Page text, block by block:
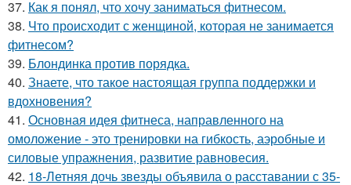
37. Как я понял, что хочу заниматься фитнесом.
38. Что происходит с женщиной, которая не занимается
фитнесом?
39. Блондинка против порядка.
40. Знаете, что такое настоящая группа поддержки и
вдохновения?
41. Основная идея фитнеса, направленного на
омоложение - это тренировки на гибкость, аэробные и
силовые упражнения, развитие равновесия.
42. 18-Летняя дочь звезды объявила о расставании с 35-